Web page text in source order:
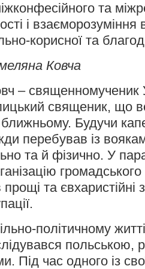
та
і взаєморозуміння
корисної та
Ковча
–
священик, що
Будучи
перебував із
та й фізично. У
та євхаристійні
політичному
польською,
Під час одного із